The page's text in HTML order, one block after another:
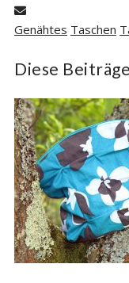
Genähtes Taschen
Diese